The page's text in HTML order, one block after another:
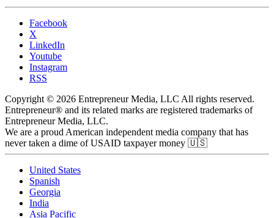
Facebook
X
LinkedIn
Youtube
Instagram
RSS
Copyright © 2026 Entrepreneur Media, LLC All rights reserved.
Entrepreneur® and its related marks are registered trademarks of
Entrepreneur Media, LLC.
We are a proud American independent media company that has
never taken a dime of USAID taxpayer money 🇺🇸
United States
Spanish
Georgia
India
Asia Pacific